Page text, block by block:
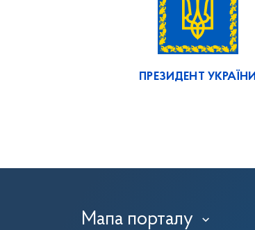
ПРЕЗИДЕНТ УКРАЇНИ
Мапа порталу ›